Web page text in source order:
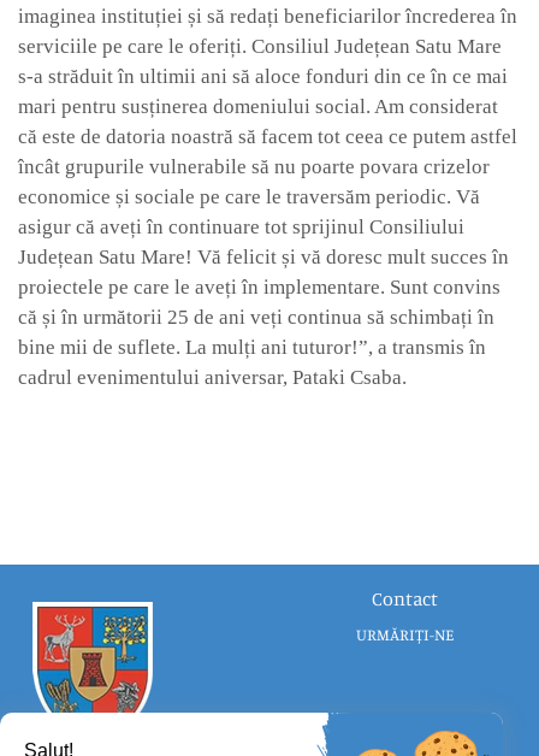
imaginea instituției și să redați beneficiarilor încrederea în
serviciile pe care le oferiți. Consiliul Județean Satu Mare
s-a străduit în ultimii ani să aloce fonduri din ce în ce mai
mari pentru susținerea domeniului social. Am considerat
că este de datoria noastră să facem tot ceea ce putem astfel
încât grupurile vulnerabile să nu poarte povara crizelor
economice și sociale pe care le traversăm periodic. Vă
asigur că aveți în continuare tot sprijinul Consiliului
Județean Satu Mare! Vă felicit și vă doresc mult succes în
proiectele pe care le aveți în implementare. Sunt convins
că și în următorii 25 de ani veți continua să schimbați în
bine mii de suflete. La mulți ani tuturor!”, a transmis în
cadrul evenimentului aniversar, Pataki Csaba.
Contact
URMĂRIȚI-NE
Salut!